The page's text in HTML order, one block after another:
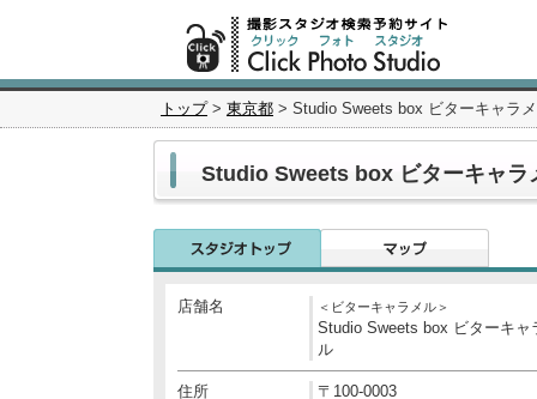
トップ> 東京都 > Studio Sweets box ビターキャラ
Studio Sweets box ビターキャ
店舗名 ＜ビターキャラメル＞
Studio Sweets box ビターキャ
ル
住所
〒100-0003